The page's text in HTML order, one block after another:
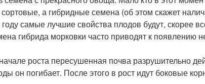
а гибридные семена (об этом скажет
самые лучшие свойства плодов будут, скорее
гибрида морковки часто приводят к появлению
роста пересушенная почва разрушительно
он погибает. После этого в рост идут боковые